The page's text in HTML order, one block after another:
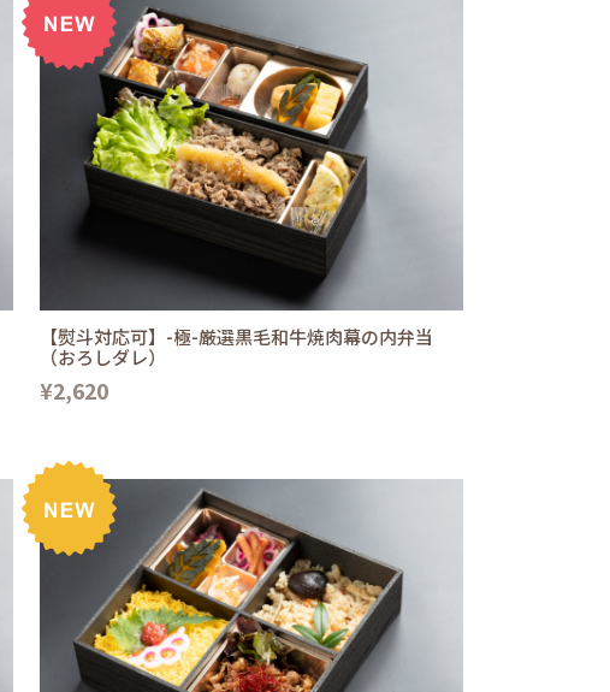
【熨斗対応可】-極-厳選黒毛和牛焼肉幕の内弁当
（おろしダレ）
¥2,620